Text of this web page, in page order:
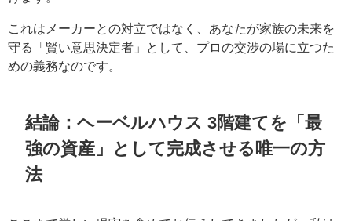
これはメーカーとの対立ではなく、あなたが家族の未来を
守る「賢い意思決定者」として、プロの交渉の場に立つた
めの義務なのです。
結論：ヘーベルハウス 3階建てを「最
強の資産」として完成させる唯一の方
法